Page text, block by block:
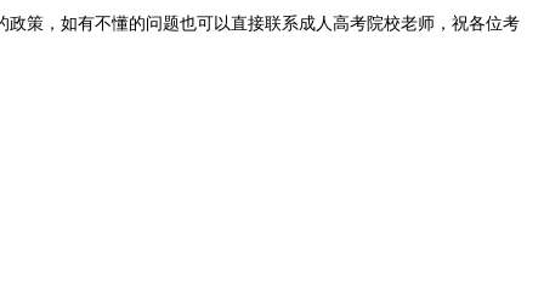
策，如有不懂的问题也可以直接联系成人高考院校老师，祝各位考